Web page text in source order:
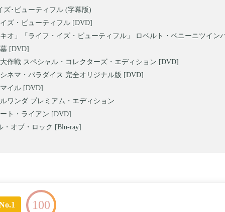
ズ･ビューティフル (字幕版)
ズ・ビューティフル [DVD]
オ」「ライフ・イズ・ビューティフル」 ロベルト・ベニーニツイン
[DVD]
作戦 スペシャル・コレクターズ・エディション [DVD]
ネマ・パラダイス 完全オリジナル版 [DVD]
イル [DVD]
ワンダ プレミアム・エディション
ト・ライアン [DVD]
・オブ・ロック [Blu-ray]
100